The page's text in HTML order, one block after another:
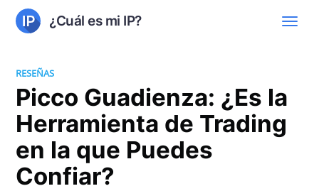
¿Cuál es mi IP?
RESEÑAS
Picco Guadienza: ¿Es la
Herramienta de Trading
en la que Puedes
Confiar?